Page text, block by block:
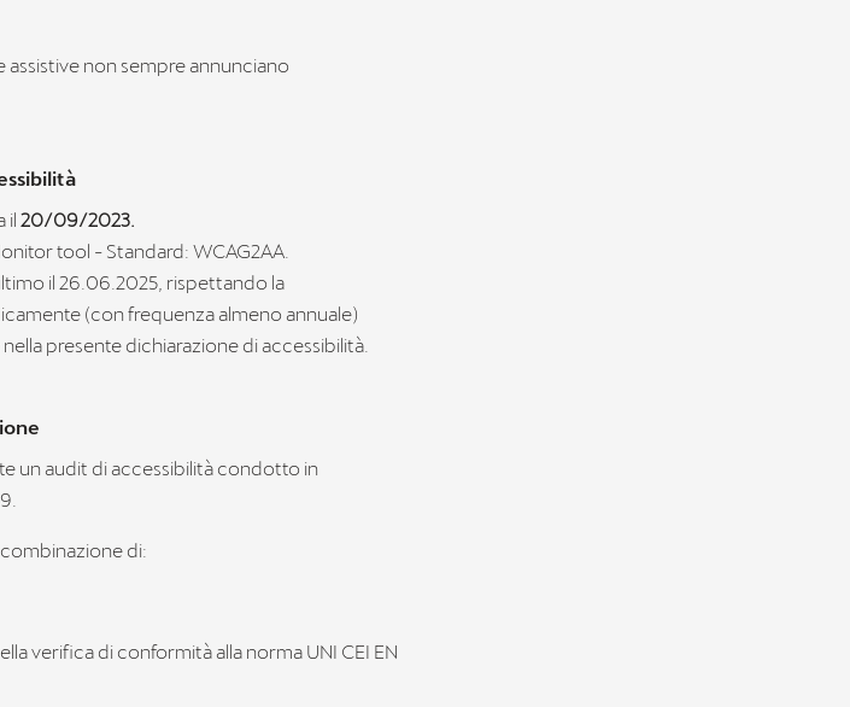
assistive non sempre annunciano
il 20/09/2023.
tool - Standard: WCAG2AA.
il 26.06.2025, rispettando la
(con frequenza almeno annuale)
presente dichiarazione di accessibilità.
un audit di accessibilità condotto in
combinazione di:
verifica di conformità alla norma UNI CEI EN